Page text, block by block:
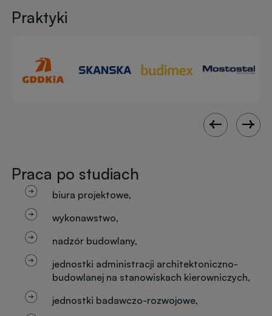
Praktyki
Praca po studiach
biura projektowe,
wykonawstwo,
nadzór budowlany,
jednostki administracji architektoniczno-
budowlanej na stanowiskach kierowniczych,
jednostki badawczo-rozwojowe,